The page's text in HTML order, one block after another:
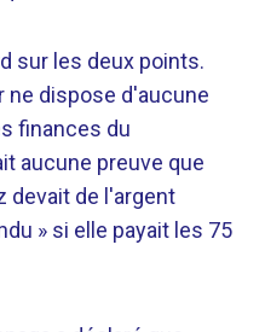
sur les deux points.
ne dispose d'aucune
finances du
aucune preuve que
devait de l'argent
» si elle payait les 75